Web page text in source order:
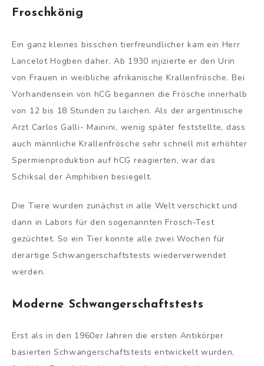
Froschkönig
Ein ganz kleines bisschen tierfreundlicher kam ein Herr
Lancelot Hogben daher. Ab 1930 injizierte er den Urin
von Frauen in weibliche afrikanische Krallenfrösche. Bei
Vorhandensein von hCG begannen die Frösche innerhalb
von 12 bis 18 Stunden zu laichen. Als der argentinische
Arzt Carlos Galli- Mainini, wenig später feststellte, dass
auch männliche Krallenfrösche sehr schnell mit erhöhter
Spermienproduktion auf hCG reagierten, war das
Schiksal der Amphibien besiegelt.
Die Tiere wurden zunächst in alle Welt verschickt und
dann in Labors für den sogenannten Frosch-Test
gezüchtet. So ein Tier konnte alle zwei Wochen für
derartige Schwangerschaftstests wiederverwendet
werden.
Moderne Schwangerschaftstests
Erst als in den 1960er Jahren die ersten Antikörper
basierten Schwangerschaftstests entwickelt wurden,